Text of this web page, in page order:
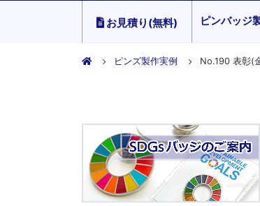
お見積り(無料) ピンバッジ
ピンズ製作実例 No.190 表彰(